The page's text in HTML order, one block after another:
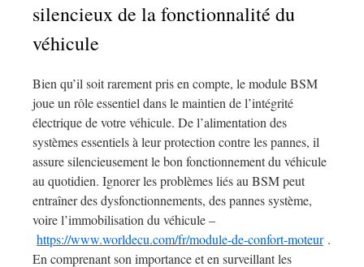
silencieux de la fonctionnalité du
véhicule
Bien qu’il soit rarement pris en compte, le module BSM
joue un rôle essentiel dans le maintien de l’intégrité
électrique de votre véhicule. De l’alimentation des
systèmes essentiels à leur protection contre les pannes, il
assure silencieusement le bon fonctionnement du véhicule
au quotidien. Ignorer les problèmes liés au BSM peut
entraîner des dysfonctionnements, des pannes système,
voire l’immobilisation du véhicule –
https://www.worldecu.com/fr/module-de-confort-moteur.
En comprenant son importance et en surveillant les